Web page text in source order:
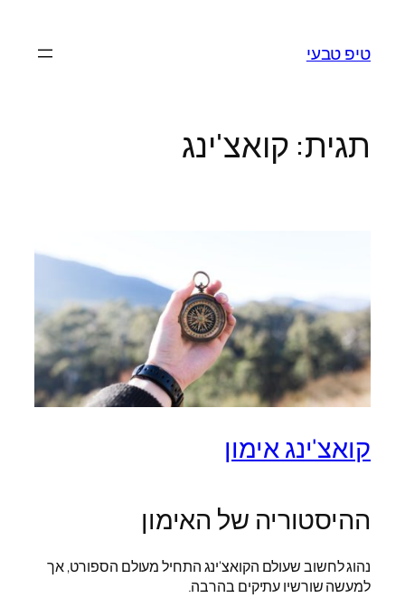
טיפ טבעי
תגית: קואצ'ינג
קואצ'ינג אימון
ההיסטוריה של האימון
נהוג לחשוב שעולם הקואצ'ינג התחיל מעולם הספורט, אך
למעשה שורשיו עתיקים בהרבה.